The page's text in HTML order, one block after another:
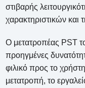
στιβαρής
χαρακτηριστικών και
Ο μετατροπέας PST
προηγμένες
φιλικό προς το
μετατροπή, το